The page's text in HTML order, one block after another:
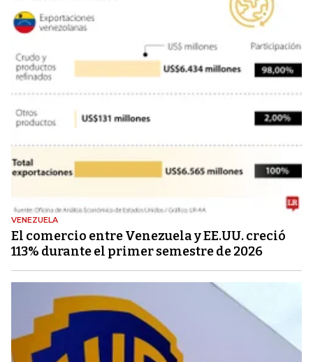
VENEZUELA
El comercio entre Venezuela y EE.UU. creció
113% durante el primer semestre de 2026